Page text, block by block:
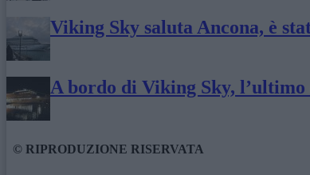
Viking Sky saluta Ancona, è
A bordo di Viking Sky,
© RIPRODUZIONE RISERVATA